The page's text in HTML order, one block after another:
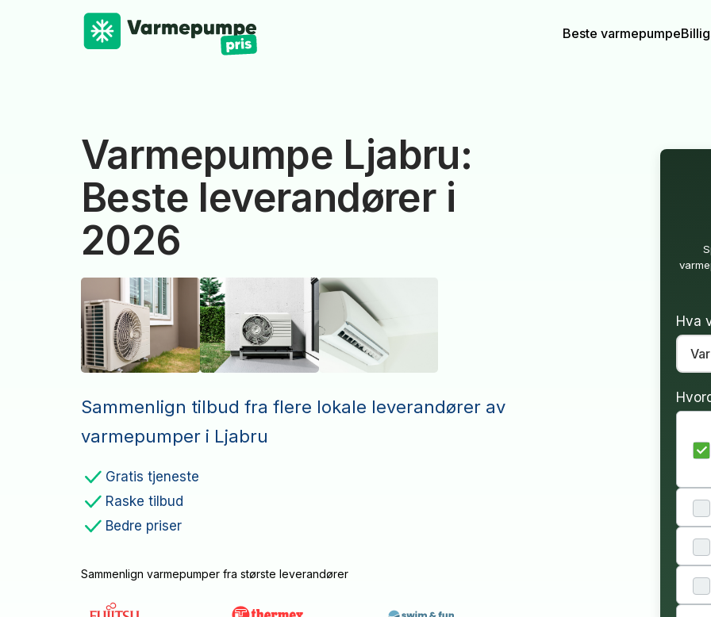
Beste varmepumpe
Varmepumpe Ljabru:
Beste leverandører i
2026
Sammenlign tilbud fra flere lokale leverandører av
varmepumper i Ljabru
Gratis tjeneste
Raske tilbud
Bedre priser
Sammenlign varmepumper fra største leverandører
Hva